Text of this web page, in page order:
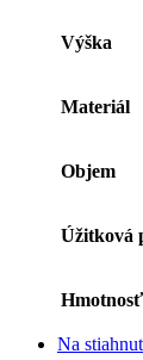
Výška
Materiál
Objem
Úžitková
Hmotnosť
Na